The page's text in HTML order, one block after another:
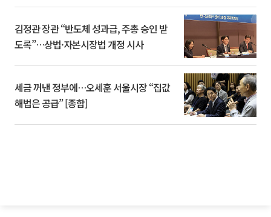
김정관 장관 “반도체 성과급, 주총 승인 받
도록”…상법·자본시장법 개정 시사
세금 꺼낸 정부에…오세훈 서울시장 “집값
해법은 공급” [종합]